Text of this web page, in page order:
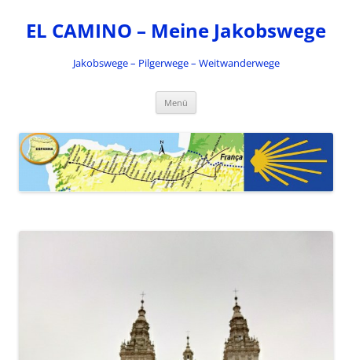
springen
EL CAMINO – Meine Jakobswege
Jakobswege – Pilgerwege – Weitwanderwege
Menü